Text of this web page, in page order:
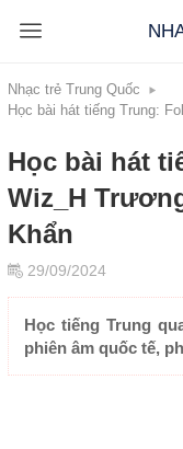
Nhạc trẻ Trung Quốc
Học bài hát
Wiz_H
Khẩn
29/09/2024
Học tiếng Trung
phiên âm quốc tế,